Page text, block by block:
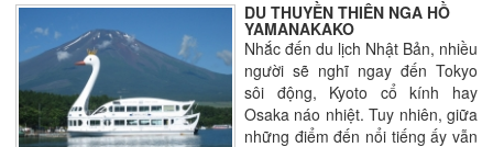
DU THUYỀN THIÊN NGA HỒ
YAMANAKAKO
Nhắc đến du lịch Nhật Bản, nhiều
người sẽ nghĩ ngay đến Tokyo
sôi động, Kyoto cổ kính hay
Osaka náo nhiệt. Tuy nhiên, giữa
những điểm đến nổi tiếng ấy vẫn